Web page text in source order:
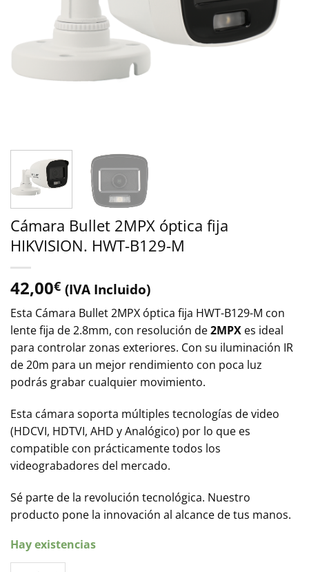
Cámara Bullet 2MPX óptica fija
HIKVISION. HWT-B129-M
42,00€ (IVA Incluido)
Esta Cámara Bullet 2MPX óptica fija HWT-B129-M con
lente fija de 2.8mm, con resolución de2MPX es ideal
para controlar zonas exteriores. Con su iluminación IR
de 20m para un mejor rendimiento con poca luz
podrás grabar cualquier movimiento.
Esta cámara soporta múltiples tecnologías de video
(HDCVI, HDTVI, AHD y Analógico) por lo que es
compatible con prácticamente todos los
videograbadores del mercado.
Sé parte de la revolución tecnológica. Nuestro
producto pone la innovación al alcance de tus manos.
Hay existencias